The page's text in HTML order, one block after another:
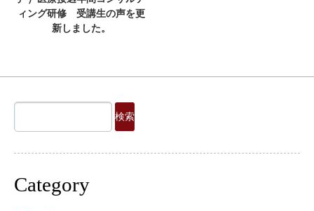
ィング研修 受講生の声を更
新しました。
索:
Category